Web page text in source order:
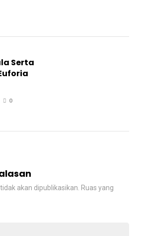
Serta
0
akan dipublikasikan. Ruas yang